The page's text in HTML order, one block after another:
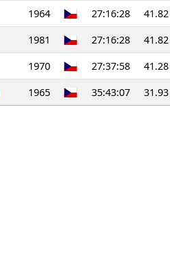
1964 27:16:28
41.82
1981 27:16:28
41.82
1970 27:37:58
41.28
1965 35:43:07 31.93